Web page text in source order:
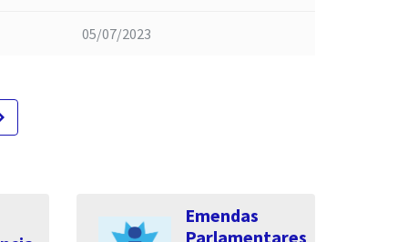
05/07/2023
Emendas
Parlamentares